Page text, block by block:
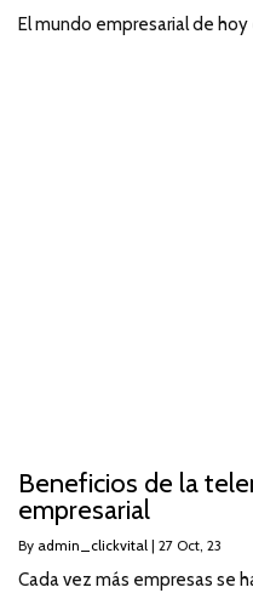
El mundo empresarial de
Beneficios de la
empresarial
By admin_clickvital | 27 Oct, 23
Cada vez más empresas se